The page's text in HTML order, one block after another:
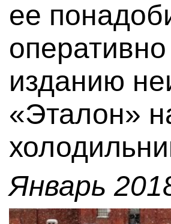
ее
изданию
«Эталон»
Январь